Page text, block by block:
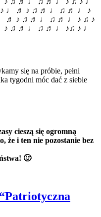
♩ ♬ ♪ ♫ ♬ ♩ ♫ ♬ ♩ ♪
♬ ♪ ♫ ♬ ♩ ♫ ♬ ♩ ♪ ♫ ♪
♫ ♬ ♩ ♫ ♬ ♩ ♪♫ ♪ ♩
się na próbie, pełni
tygodni móc dać z siebie
cieszą się ogromną
że i ten nie pozostanie bez
🙂